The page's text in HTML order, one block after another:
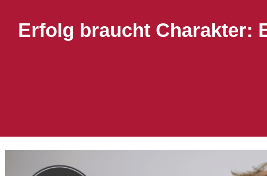
Erfolg braucht Charakter: